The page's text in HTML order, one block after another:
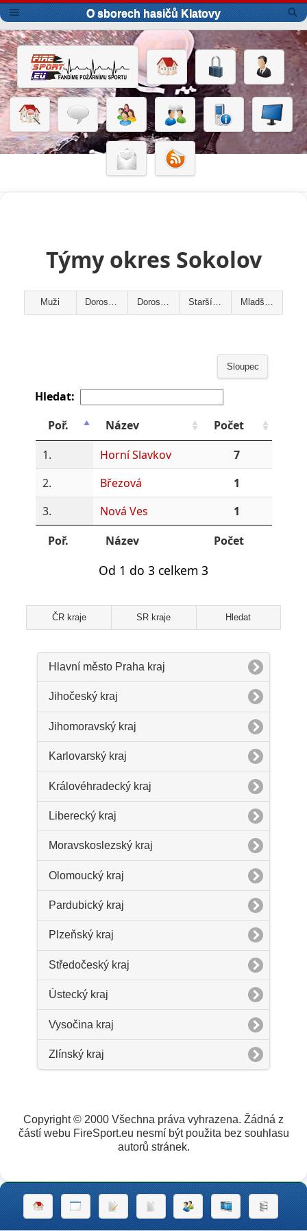
O sborech hasičů Klatovy
Týmy okres Sokolov
Muži Dorostenky Dorostenci Starší žáci Mladší žáci
Sloupec
Hledat:
Poř.
Název
Počet
1.
Horní Slavkov
7
2.
Březová
1
3.
Nová Ves
1
Poř.
Název Počet
Od 1 do 3 celkem 3
ČR kraje SR kraje Hledat
Hlavní město Praha kraj
Jihočeský kraj
Jihomoravský kraj
Karlovarský kraj
Královéhradecký kraj
Liberecký kraj
Moravskoslezský kraj
Olomoucký kraj
Pardubický kraj
Plzeňský kraj
Středočeský kraj
Ústecký kraj
Vysočina kraj
Zlínský kraj
Copyright © 2000 Všechna práva vyhrazena. Žádná z
částí webu FireSport.eu nesmí být použita bez souhlasu
autorů stránek.